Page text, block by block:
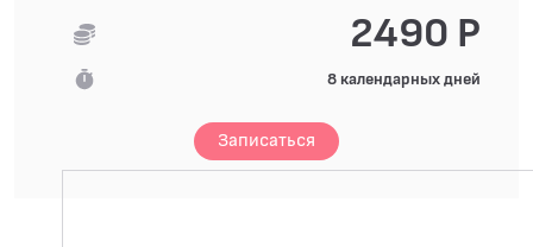
2490 Р
8 календарных дней
Записаться